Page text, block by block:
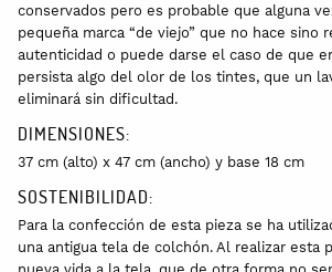
conservados pero es probable que alguna
pequeña marca “de viejo” que no hace sino
autenticidad o puede darse el caso de que
persista algo del olor de los tintes, que un
eliminará sin dificultad.
DIMENSIONES:
37 cm (alto) x 47 cm (ancho) y base 18 cm
SOSTENIBILIDAD:
Para la confección de esta pieza se ha
una antigua tela de colchón. Al realizar esta